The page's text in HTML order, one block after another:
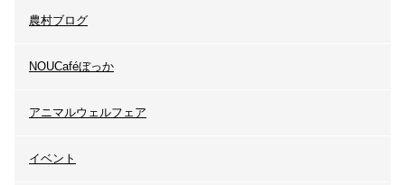
農村ブログ
NOUCaféぼっか
アニマルウェルフェア
イベント